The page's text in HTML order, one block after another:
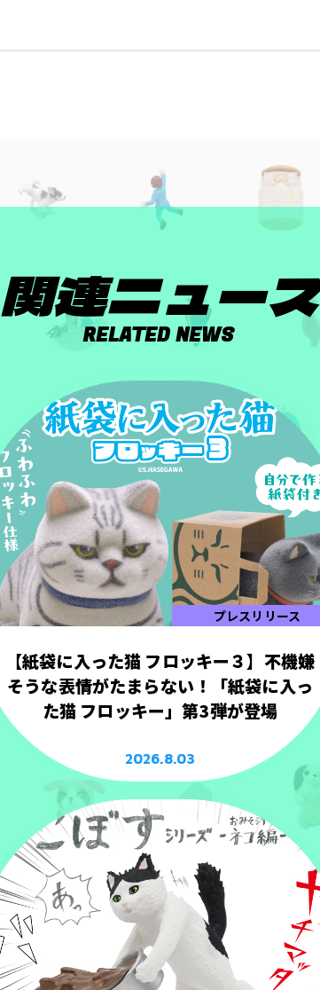
関連ニュース
RELATED NEWS
プレスリリース
【紙袋に入った猫 フロッキー３】不機嫌
そうな表情がたまらない！「紙袋に入っ
た猫 フロッキー」第3弾が登場
2026.8.03